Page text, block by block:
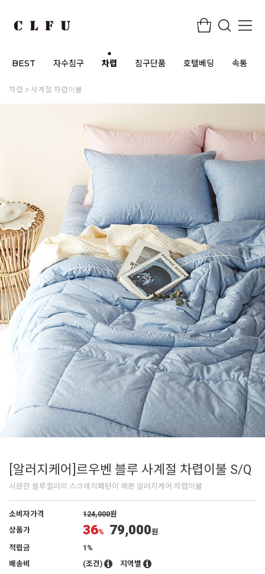
BEST 자수침구 차렵 침구단품 호텔베딩 속통
차렵 사계절 차렵이불
[알러지케어]르우벤 블루 사계절 차렵이불 S/Q
시원한 블루컬러의 스크레치패턴이 예쁜 알러지케어 차렵이불
소비자가격 124,000원
상품가
36% 79,000원
적립금
1%
배송비
(조건) 지역별